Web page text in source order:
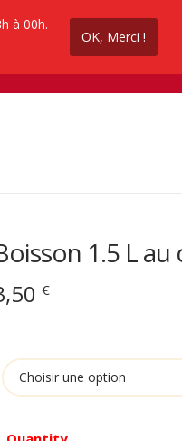
Promos coupe
1.5 L au
€
à 00h.
OK, Merci !